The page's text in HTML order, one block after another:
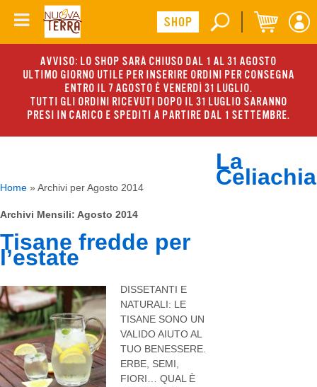
AVVISO: LO SHOP SARÀ CHIUSO DAL 1 AL 31 AGOSTO
ULTIMO GIORNO UTILE PER INSERIRE ORDINI PER CONSEGNA
ENTRO IL 7 AGOSTO È VENERDÌ 31 LUGLIO.
TUTTI GLI ORDINI RICEVUTI DOPO IL 31 LUGLIO SARANNO
PRESI IN CARICO E SPEDITI A PARTIRE DAL 1 SETTEMBRE.
Home » Archivi per Agosto 2014
Archivi Mensili: Agosto 2014
Tisane fredde per
l’estate
DISSETANTI E
NATURALI: LE
TISANE SONO UN
VALIDO AIUTO AL
TUO BENESSERE.
ERBE, SEMI,
FIORI… QUAL È
La
Celiachia